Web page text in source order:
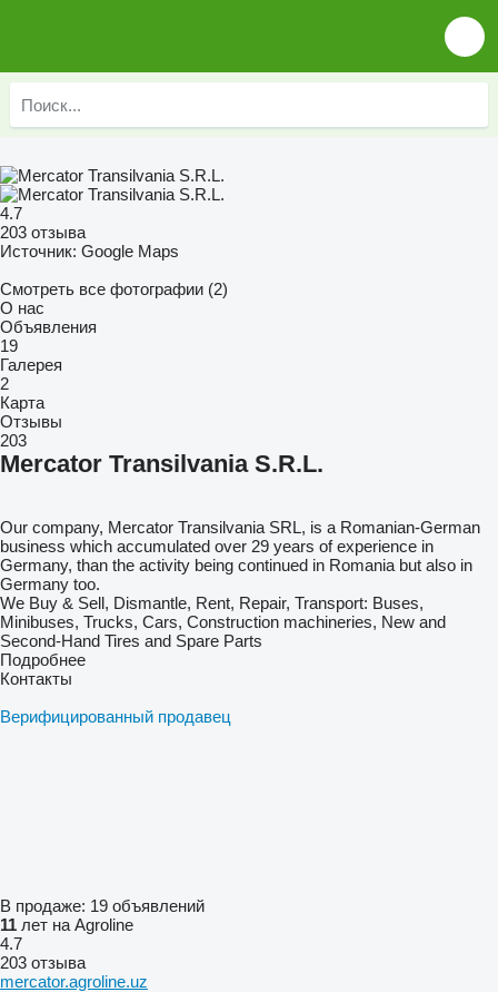
4.7
203 отзыва
Источник: Google Maps
Смотреть все фотографии (2)
О нас
Объявления
19
Галерея
2
Карта
Отзывы
203
Mercator Transilvania S.R.L.
Our company, Mercator Transilvania SRL, is a Romanian-German
business which accumulated over 29 years of experience in
Germany, than the activity being continued in Romania but also in
Germany too.
We Buy & Sell, Dismantle, Rent, Repair, Transport: Buses,
Minibuses, Trucks, Cars, Construction machineries, New and
Second-Hand Tires and Spare Parts
Подробнее
Контакты
Верифицированный продавец
В продаже: 19 объявлений
11 лет на Agroline
4.7
203 отзыва
mercator.agroline.uz